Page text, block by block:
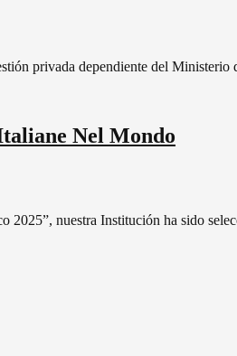
privada dependiente del
Nel Mondo
nuestra Institución ha sido